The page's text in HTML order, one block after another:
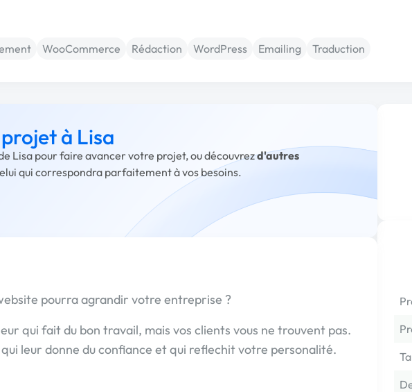
WooCommerce Rédaction WordPress Emailing Traduction
à Lisa
Lisa pour faire avancer votre projet, ou découvrezd'autres
qui correspondra parfaitement à vos besoins.
pourra agrandir votre entreprise ?
qui fait du bon travail, mais vos clients vous ne trouvent pas.
qui leur donne du confiance et qui reflechit votre personalité.